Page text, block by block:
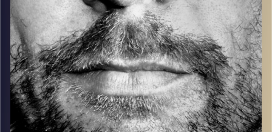
קרדיט תמונות: David Goehring